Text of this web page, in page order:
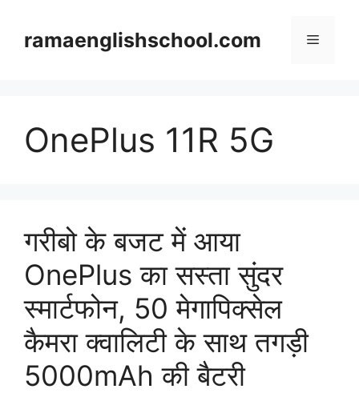
contentramaenglishschool.com Menu
OnePlus 11R 5G
गरीबो के बजट में आया
OnePlus का सस्ता सुंदर
स्मार्टफोन, 50 मेगापिक्सेल
कैमरा क्वालिटी के साथ तगड़ी
5000mAh की बैटरी